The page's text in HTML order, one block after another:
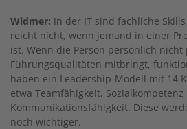
Widmer: In der IT sind fachliche
reicht nicht, wenn jemand in einer
ist. Wenn die Person persönlich nicht
Führungsqualitäten mitbringt,
haben ein Leadership-Modell mit 14
etwa Teamfähigkeit, Sozialkompetenz
Kommunikationsfähigkeit. Diese
noch wichtiger.